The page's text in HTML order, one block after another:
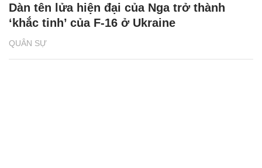
QUÂN SỰ
Dàn tên lửa hiện đại của Nga trở thành
‘khắc tinh’ của F-16 ở Ukraine